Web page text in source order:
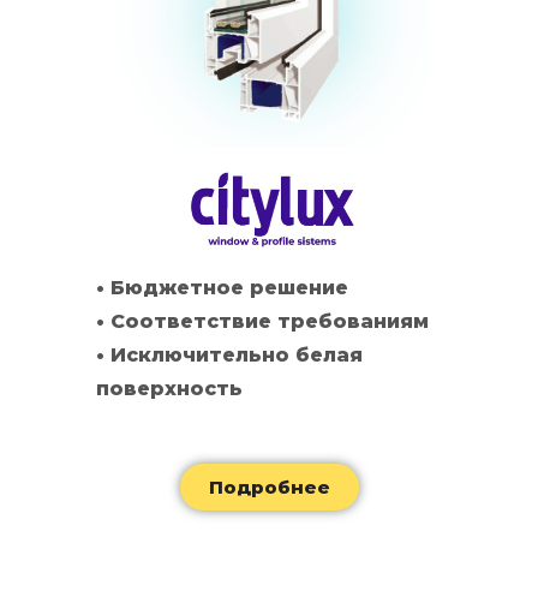
• Бюджетное решение
• Соответствие требованиям
• Исключительно белая
поверхность
Подробнее